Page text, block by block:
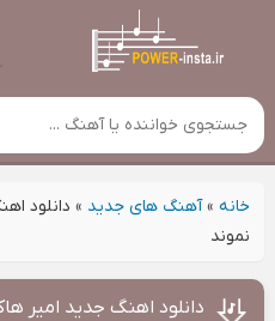
خانه»آهنگ های جدید » دانلود
نموند
دانلود اهنگ جدید امیر